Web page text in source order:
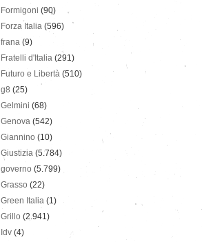
Formigoni (90)
Forza Italia (596)
frana (9)
Fratelli d'Italia (291)
Futuro e Libertà (510)
g8 (25)
Gelmini (68)
Genova (542)
Giannino (10)
Giustizia (5.784)
governo (5.799)
Grasso (22)
Green Italia (1)
Grillo (2.941)
Idv (4)